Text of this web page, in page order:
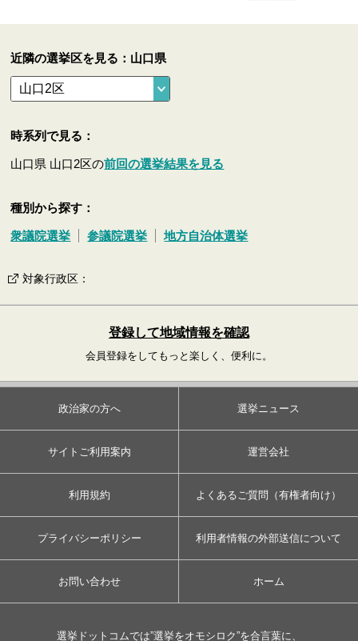
近隣の選挙区を見る：山口県
時系列で見る：
山口県 山口2区の前回の選挙結果を見る
種別から探す：
衆議院選挙 参議院選挙 地方自治体選挙
対象行政区 ：
登録して地域情報を確認
会員登録をしてもっと楽しく、便利に。
政治家の方へ 選挙ニュース
サイトご利用案内 運営会社
利用規約 よくあるご質問（有権者向け）
プライバシーポリシー 利用者情報の外部送信について
お問い合わせ ホーム
選挙ドットコムでは”選挙をオモシロク”を合言葉に、